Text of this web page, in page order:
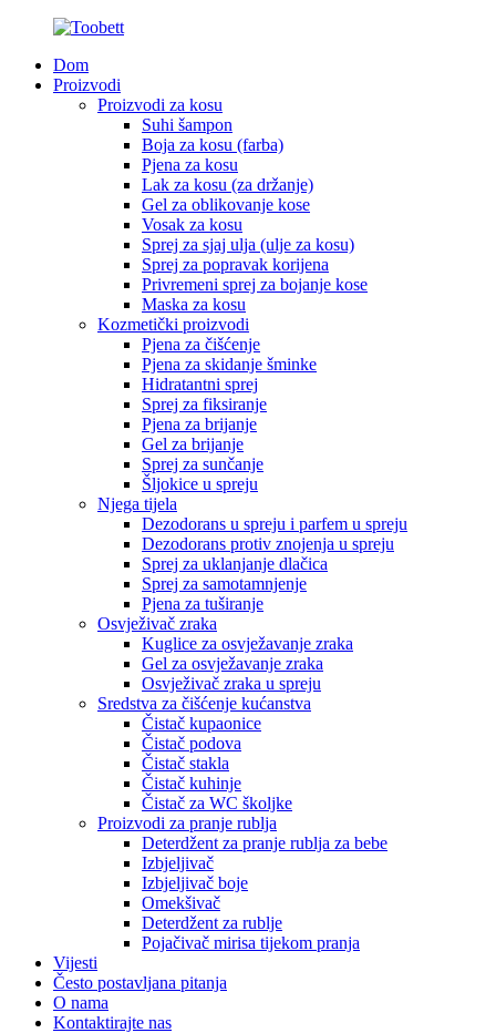
Dom
Proizvodi
Proizvodi za kosu
Suhi šampon
Boja za kosu (farba)
Pjena za kosu
Lak za kosu (za držanje)
Gel za oblikovanje kose
Vosak za kosu
Sprej za sjaj ulja (ulje za kosu)
Sprej za popravak korijena
Privremeni sprej za bojanje kose
Maska za kosu
Kozmetički proizvodi
Pjena za čišćenje
Pjena za skidanje šminke
Hidratantni sprej
Sprej za fiksiranje
Pjena za brijanje
Gel za brijanje
Sprej za sunčanje
Šljokice u spreju
Njega tijela
Dezodorans u spreju i parfem u spreju
Dezodorans protiv znojenja u spreju
Sprej za uklanjanje dlačica
Sprej za samotamnjenje
Pjena za tuširanje
Osvježivač zraka
Kuglice za osvježavanje zraka
Gel za osvježavanje zraka
Osvježivač zraka u spreju
Sredstva za čišćenje kućanstva
Čistač kupaonice
Čistač podova
Čistač stakla
Čistač kuhinje
Čistač za WC školjke
Proizvodi za pranje rublja
Deterdžent za pranje rublja za bebe
Izbjeljivač
Izbjeljivač boje
Omekšivač
Deterdžent za rublje
Pojačivač mirisa tijekom pranja
Vijesti
Često postavljana pitanja
O nama
Kontaktirajte nas